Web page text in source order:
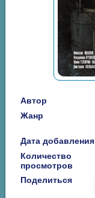
Автор
Жанр
Дата добавления
Количество
просмотров
Поделиться